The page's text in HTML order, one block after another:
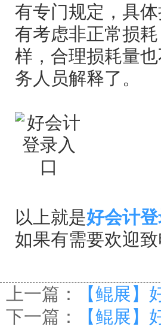
有专门规定，具
有考虑非正常损
样，合理损耗量
务人员解释了。
以上就是好会计登
如果有需要欢迎
上一篇：
【鲲展
下一篇：
【鲲展